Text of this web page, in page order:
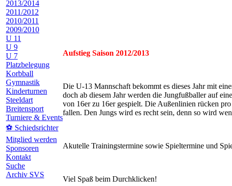
2013/2014
2011/2012
2010/2011
2009/2010
U 11
U 9
U 7
Platzbelegung
Korbball
Gymnastik
Kinderturnen
Steeldart
Breitensport
Turniere & Events
⚽ Schiedsrichter
Mitglied werden
Sponsoren
Kontakt
Suche
Archiv SVS
Aufstieg Saison 2012/2013
Die U-13 Mannschaft bekommt es dieses Jahr mit
doch ab diesem Jahr werden die Jungfußballer auf
von 16er zu 16er gespielt. Die Außenlinien rücken
fallen. Den Jungs wird es recht sein, denn so wird
Akutelle Trainingstermine sowie Spieltermine und
Viel Spaß beim Durchklicken!